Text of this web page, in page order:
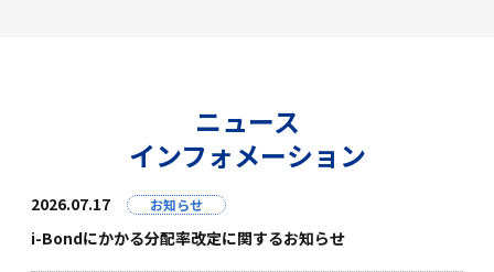
ニュース
インフォメーション
2026.07.17 お知らせ
i-Bondにかかる分配率改定に関するお知らせ